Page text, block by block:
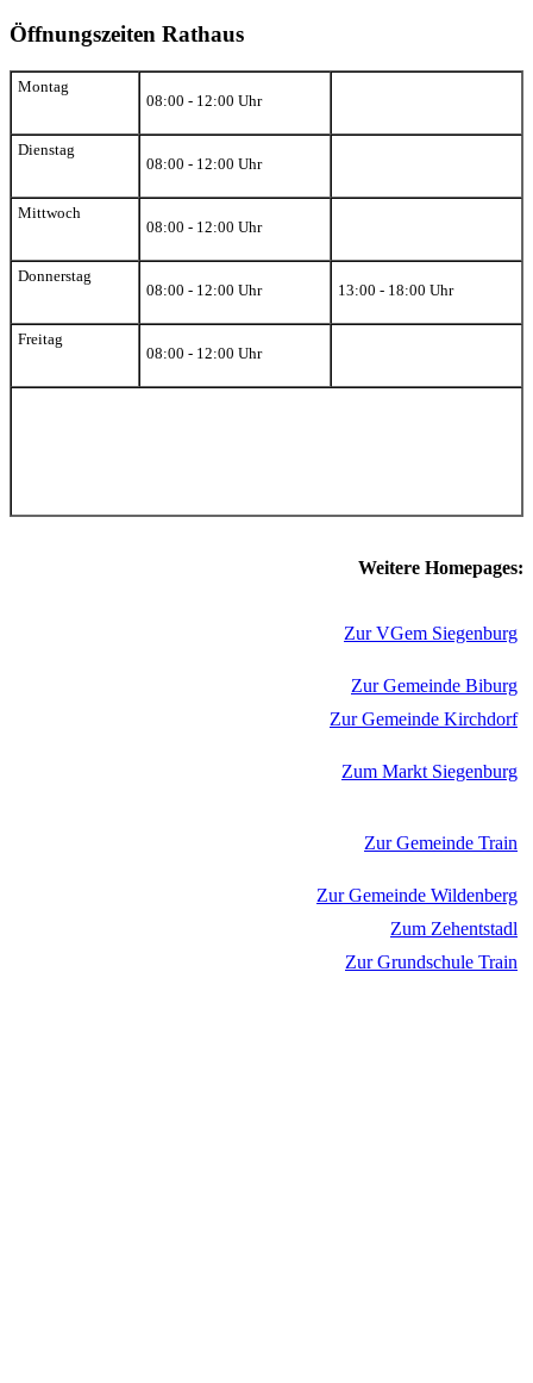
Öffnungszeiten Rathaus
Montag
08:00 - 12:00 Uhr
Dienstag
08:00 - 12:00 Uhr
Mittwoch
08:00 - 12:00 Uhr
Donnerstag
08:00 - 12:00 Uhr
13:00 - 18:00 Uhr
Freitag
08:00 - 12:00 Uhr
Weitere Homepages:
Zur VGem Siegenburg
Zur Gemeinde Biburg
Zur Gemeinde Kirchdorf
Zum Markt Siegenburg
Zur Gemeinde Train
Zur Gemeinde Wildenberg
Zum Zehentstadl
Zur Grundschule Train